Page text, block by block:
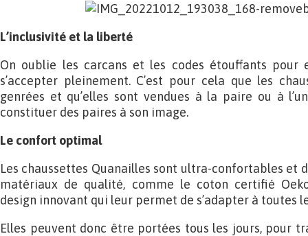
L’inclusivité et la liberté
On oublie les carcans et les codes étouffants pour
s’accepter pleinement. C’est pour cela que les
genrées et qu’elles sont vendues à la paire ou à
constituer des paires à son image.
Le confort optimal
Les chaussettes Quanailles sont ultra-confortables et
matériaux de qualité, comme le coton certifié
design innovant qui leur permet de s’adapter à toutes
Elles peuvent donc être portées tous les jours, pour